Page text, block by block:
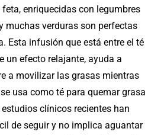
enriquecidas con legumbres
muchas verduras son perfectas
Esta infusión que está entre el té
un efecto relajante, ayuda a
a movilizar las grasas mientras
usa como té para quemar grasa
clínicos recientes han
de seguir y no implica aguantar